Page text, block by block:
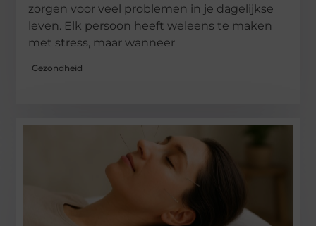
zorgen voor veel problemen in je dagelijkse
leven. Elk persoon heeft weleens te maken
met stress, maar wanneer
Gezondheid